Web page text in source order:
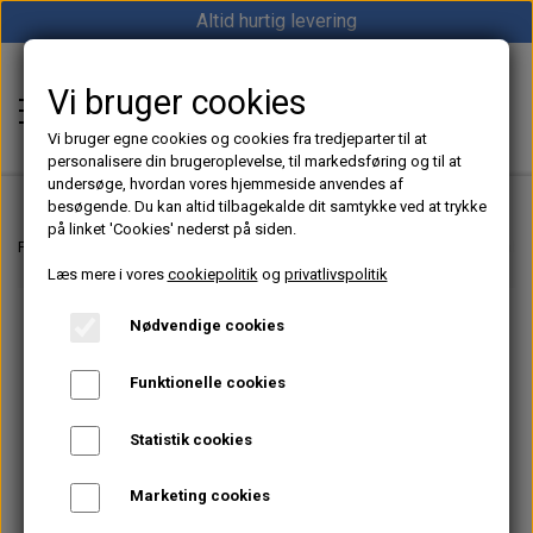
Altid hurtig levering
Shop12volt
Hjem
Autoterm dieselfyr
1852 Diesel Bådvarmer
Strøm
Vind/Sol
Forside
Vi bruger cookies
Vi bruger egne cookies og cookies fra tredjeparter til at
personalisere din brugeroplevelse, til markedsføring og til at
undersøge, hvordan vores hjemmeside anvendes af
besøgende. Du kan altid tilbagekalde dit samtykke ved at trykke
på linket 'Cookies' nederst på siden.
Læs mere i vores cookiepolitikog privatlivspolitik
Nødvendige cookies
Funktionelle cookies
Statistik cookies
Marketing cookies